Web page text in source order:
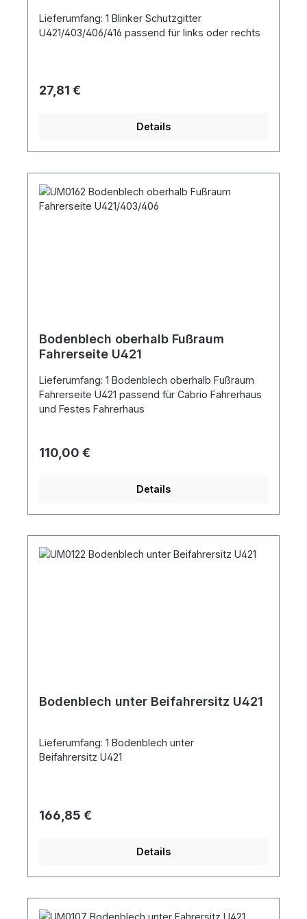
Lieferumfang: 1 Blinker Schutzgitter
U421/403/406/416 passend für links oder rechts
Regulärer Preis:
27,81 €
Details
Bodenblech oberhalb Fußraum
Fahrerseite U421
Lieferumfang: 1 Bodenblech oberhalb Fußraum
Fahrerseite U421 passend für Cabrio Fahrerhaus
und Festes Fahrerhaus
Regulärer Preis:
110,00 €
Details
Bodenblech unter Beifahrersitz U421
Lieferumfang: 1 Bodenblech unter
Beifahrersitz U421
Regulärer Preis:
166,85 €
Details